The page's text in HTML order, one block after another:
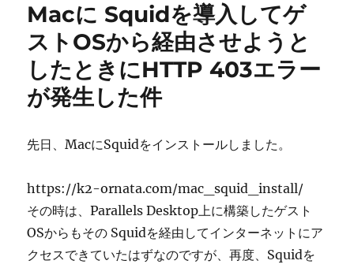
Macに Squidを導入してゲ
ストOSから経由させようと
したときにHTTP 403エラー
が発生した件
先日、MacにSquidをインストールしました。
https://k2-ornata.com/mac_squid_install/
その時は、Parallels Desktop上に構築したゲスト
OSからもその Squidを経由してインターネットにア
クセスできていたはずなのですが、再度、Squidを